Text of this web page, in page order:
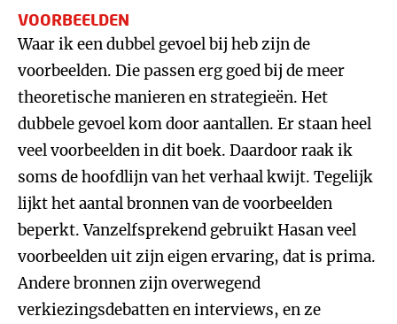
VOORBEELDEN
Waar ik een dubbel gevoel bij heb zijn de
voorbeelden. Die passen erg goed bij de meer
theoretische manieren en strategieën. Het
dubbele gevoel kom door aantallen. Er staan heel
veel voorbeelden in dit boek. Daardoor raak ik
soms de hoofdlijn van het verhaal kwijt. Tegelijk
lijkt het aantal bronnen van de voorbeelden
beperkt. Vanzelfsprekend gebruikt Hasan veel
voorbeelden uit zijn eigen ervaring, dat is prima.
Andere bronnen zijn overwegend
verkiezingsdebatten en interviews, en ze